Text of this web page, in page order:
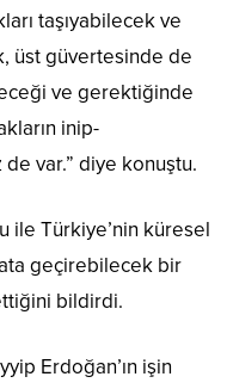
taşıyabilecek ve
üst güvertesinde de
ve gerektiğinde
inip-
var.” diye konuştu.
ile Türkiye’nin küresel
geçirebilecek bir
bildirdi.
Erdoğan’ın işin